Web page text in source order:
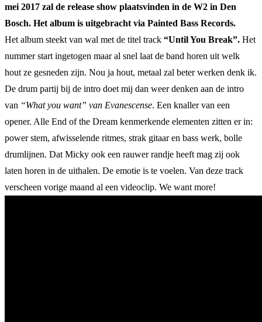
mei 2017 zal de release show plaatsvinden in de W2 in Den
Bosch. Het album is uitgebracht via Painted Bass Records.
Het album steekt van wal met de titel track “Until You Break”. Het
nummer start ingetogen maar al snel laat de band horen uit welk
hout ze gesneden zijn. Nou ja hout, metaal zal beter werken denk ik.
De drum partij bij de intro doet mij dan weer denken aan de intro
van “What you want” van Evanescense. Een knaller van een
opener. Alle End of the Dream kenmerkende elementen zitten er in:
power stem, afwisselende ritmes, strak gitaar en bass werk, bolle
drumlijnen. Dat Micky ook een rauwer randje heeft mag zij ook
laten horen in de uithalen. De emotie is te voelen. Van deze track
verscheen vorige maand al een videoclip. We want more!